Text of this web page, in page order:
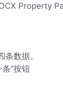
Property
数据。
”按钮